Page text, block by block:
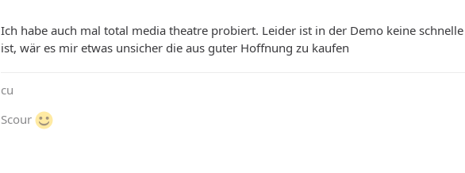
Ich habe auch mal total media theatre probiert. Leider ist in der Demo keine
ist, wär es mir etwas unsicher die aus guter Hoffnung zu kaufen
cu
Scour